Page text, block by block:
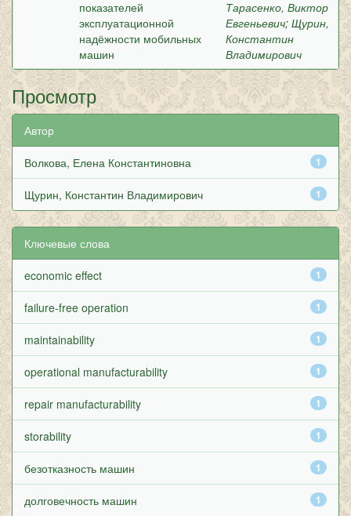
показателей
эксплуатационной
надёжности мобильных
машин
Тарасенко, Виктор
Евгеньевич; Щурин,
Константин
Владимирович
Просмотр
Автор
1
Волкова, Елена Константиновна
1
Щурин, Константин Владимирович
Ключевые слова
1
economic effect
1
failure-free operation
1
maintainability
1
operational manufacturability
1
repair manufacturability
1
storability
1
безотказность машин
1
долговечность машин